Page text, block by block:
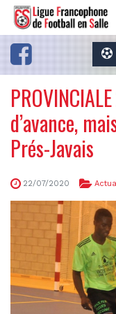
d’avance,
Prés-Javais
22/07/2020